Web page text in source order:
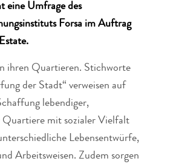
eine Umfrage des
Forsa im Auftrag
ihren Quartieren. Stichworte
der Stadt“ verweisen auf
lebendiger,
Quartiere mit sozialer Vielfalt
Lebensentwürfe,
Arbeitsweisen. Zudem sorgen